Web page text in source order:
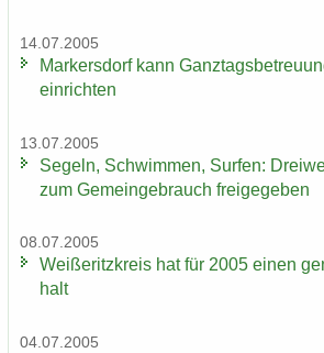
14.07.2005
Mar­kers­dorf kann
ein­rich­ten
13.07.2005
Se­geln, Schwim­men, Sur­fen:
zum Ge­mein­ge­brauch frei­ge­ge­ben
08.07.2005
Wei­ße­ritz­kreis hat für 2005 einen
halt
04.07.2005